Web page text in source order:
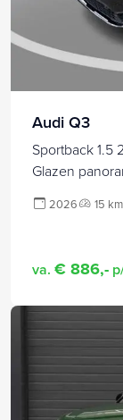
Audi Q3
Sportback 1.5
Glazen
2026 15 km
va. € 886,-